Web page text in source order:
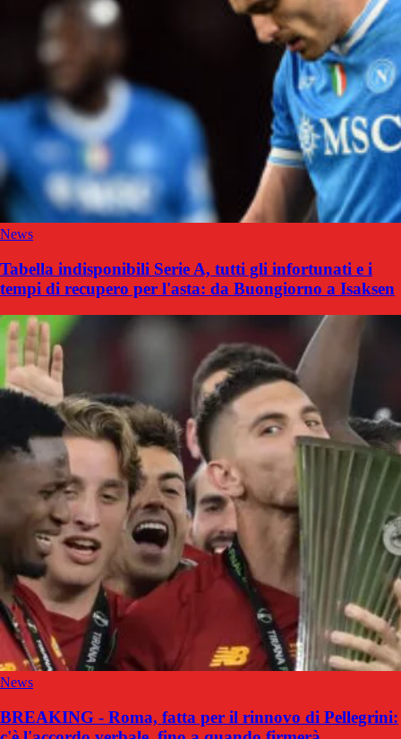
News
Tabella indisponibili Serie A, tutti gli infortunati e i
tempi di recupero per l'asta: da Buongiorno a Isaksen
News
BREAKING - Roma, fatta per il rinnovo di Pellegrini: